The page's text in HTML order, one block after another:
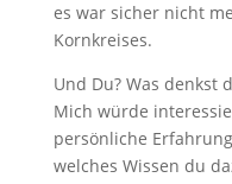
es war sicher nicht
Kornkreises.
Und Du? Was denkst
Mich würde
persönliche
welches Wissen du